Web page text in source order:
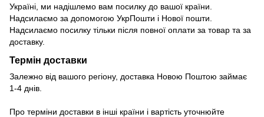
Україні, ми надішлемо вам посилку до вашої країни.
Надсилаємо за допомогою УкрПошти і Нової пошти.
Надсилаємо посилку тільки після повної оплати за товар та за
доставку.
Термін доставки
Залежно від вашого регіону, доставка Новою Поштою займає
1-4 днів.
Про терміни доставки в інші країни і вартість уточнюйте